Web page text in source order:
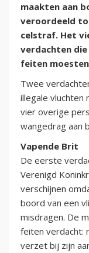
maakten aan
veroordeeld
celstraf. Het
verdachten
feiten
Twee
illegale vluchten
vier overige
wangedrag aan
Vapende Brit
De eerste
Verenigd
verschijnen
boord van een
misdragen. De
feiten verdacht:
verzet bij zijn